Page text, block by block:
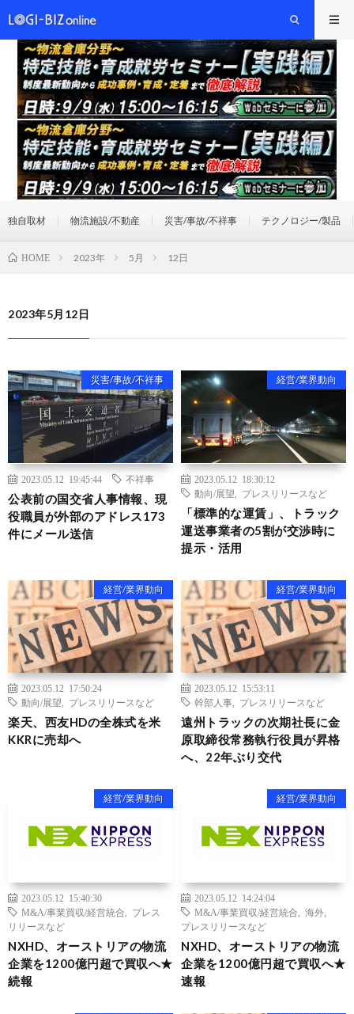
独自取材 物流施設/不動産 災害/事故/不祥事 テクノロジー/製品
HOME 2023年 5月 12日
2023年5月12日
災害/事故/不祥事
2023.05.12 19:45:44 不祥事
公表前の国交省人事情報、現
役職員が外部のアドレス173
件にメール送信
経営/業界動向
2023.05.12 18:30:12
動向/展望
プレスリリースなど
「標準的な運賃」、トラック
運送事業者の5割が交渉時に
提示・活用
経営/業界動向
2023.05.12 17:50:24
動向/展望
プレスリリースなど
楽天、西友HDの全株式を米
KKRに売却へ
経営/業界動向
2023.05.12 15:53:11
幹部人事
プレスリリースなど
遠州トラックの次期社長に金
原取締役常務執行役員が昇格
へ、22年ぶり交代
経営/業界動向
2023.05.12 15:40:30
M&A/事業買収/経営統合
プレス
リリースなど
NXHD、オーストリアの物流
企業を1200億円超で買収へ★
続報
経営/業界動向
2023.05.12 14:24:04
M&A/事業買収/経営統合
海外
プレスリリースなど
NXHD、オーストリアの物流
企業を1200億円超で買収へ★
速報